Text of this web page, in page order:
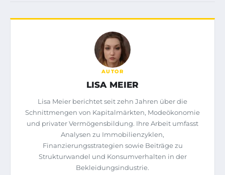
AUTOR
LISA MEIER
Lisa Meier berichtet seit zehn Jahren über die
Schnittmengen von Kapitalmärkten, Modeökonomie
und privater Vermögensbildung. Ihre Arbeit umfasst
Analysen zu Immobilienzyklen,
Finanzierungsstrategien sowie Beiträge zu
Strukturwandel und Konsumverhalten in der
Bekleidungsindustrie.